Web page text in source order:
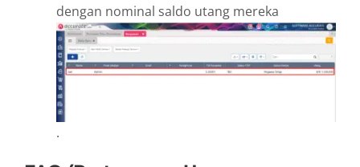
dengan nominal saldo utang mereka
.